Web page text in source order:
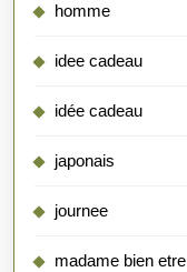
homme
idee cadeau
idée cadeau
japonais
journee
madame bien etre